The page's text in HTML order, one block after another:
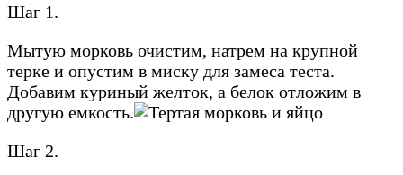
Шаг 1.
Мытую морковь очистим, натрем на крупной
терке и опустим в миску для замеса теста.
Добавим куриный желток, а белок отложим в
другую емкость.
Шаг 2.